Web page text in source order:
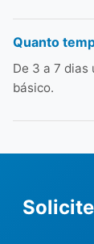
Quanto
De 3 a 7
básico.